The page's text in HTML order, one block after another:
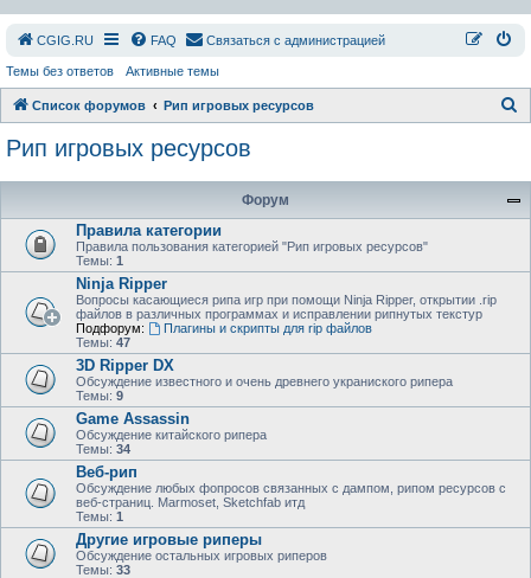
СGIG.RU FAQ Связаться с администрацией
Темы без ответов Активные темы
Список форумов Рип игровых ресурсов
к
Рип игровых ресурсов
Форум
Правила категории
Правила пользования категорией "Рип игровых ресурсов"
Темы: 1
Ninja Ripper
Вопросы касающиеся рипа игр при помощи Ninja Ripper, открытии .rip
файлов в различных программах и исправлении рипнутых текстур
Подфорум:
Плагины и скрипты для rip файлов
Темы: 47
3D Ripper DX
Обсуждение известного и очень древнего украниского рипера
Темы: 9
Game Assassin
Обсуждение китайского рипера
Темы: 34
Веб-рип
Обсуждение любых фопросов связанных с дампом, рипом ресурсов с
веб-страниц. Marmoset, Sketchfab итд
Темы: 1
Другие игровые риперы
Обсуждение остальных игровых риперов
Темы: 33